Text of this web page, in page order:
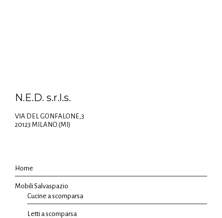
N.E.D. s.r.l.s.
VIA DEL GONFALONE,3
20123 MILANO (MI)
Home
Mobili Salvaspazio
Cucine a scomparsa
Letti a scomparsa